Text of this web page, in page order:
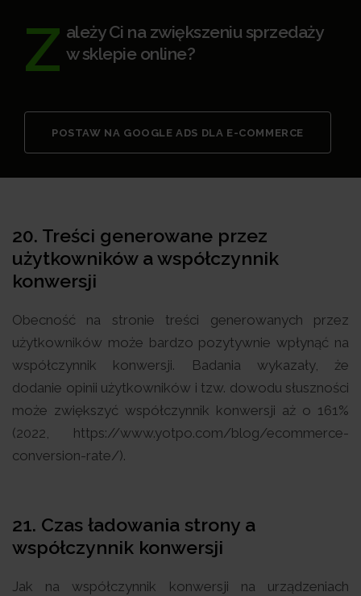
Z ależy Ci na zwiększeniu sprzedaży
w sklepie online?
POSTAW NA GOOGLE ADS DLA E-COMMERCE
20. Treści generowane przez
użytkowników a współczynnik
konwersji
Obecność na stronie treści generowanych przez
użytkowników może bardzo pozytywnie wpłynąć na
współczynnik konwersji. Badania wykazały, że
dodanie opinii użytkowników i tzw. dowodu słuszności
może zwiększyć współczynnik konwersji aż o 161%
(2022, https://www.yotpo.com/blog/ecommerce-
conversion-rate/).
21. Czas ładowania strony a
współczynnik konwersji
Jak na współczynnik konwersji na urządzeniach